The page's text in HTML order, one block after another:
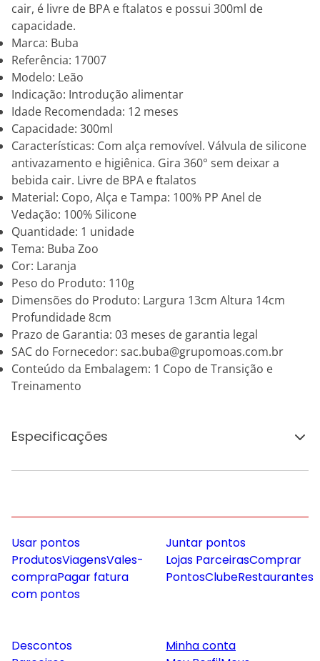
cair, é livre de BPA e ftalatos e possui 300ml de
capacidade.
Marca: Buba
Referência: 17007
Modelo: Leão
Indicação: Introdução alimentar
Idade Recomendada: 12 meses
Capacidade: 300ml
Características: Com alça removível. Válvula de silicone
antivazamento e higiênica. Gira 360° sem deixar a
bebida cair. Livre de BPA e ftalatos
Material: Copo, Alça e Tampa: 100% PP Anel de
Vedação: 100% Silicone
Quantidade: 1 unidade
Tema: Buba Zoo
Cor: Laranja
Peso do Produto: 110g
Dimensões do Produto: Largura 13cm Altura 14cm
Profundidade 8cm
Prazo de Garantia: 03 meses de garantia legal
SAC do Fornecedor: sac.buba@grupomoas.com.br
Conteúdo da Embalagem: 1 Copo de Transição e
Treinamento
Especificações
Usar pontos
ProdutosViagensVales-
compraPagar fatura
com pontos
Juntar pontos
Lojas ParceirasComprar
PontosClubeRestaurantes
Descontos
Minha conta